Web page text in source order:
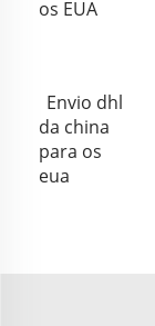
os EUA
Envio dhl
da china
para os
eua